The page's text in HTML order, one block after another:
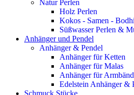
Natur Perlen
Holz Perlen
Kokos - Samen -
Süßwasser Perlen &
Anhänger und Pendel
Anhänger & Pendel
Anhänger für Ketten
Anhänger für Malas
Anhänger für
Edelstein Anhänger &
Schmuck Stücke